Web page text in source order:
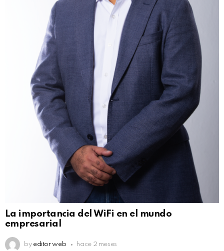
La importancia del WiFi en el mundo
empresarial
by editor web hace 2 meses